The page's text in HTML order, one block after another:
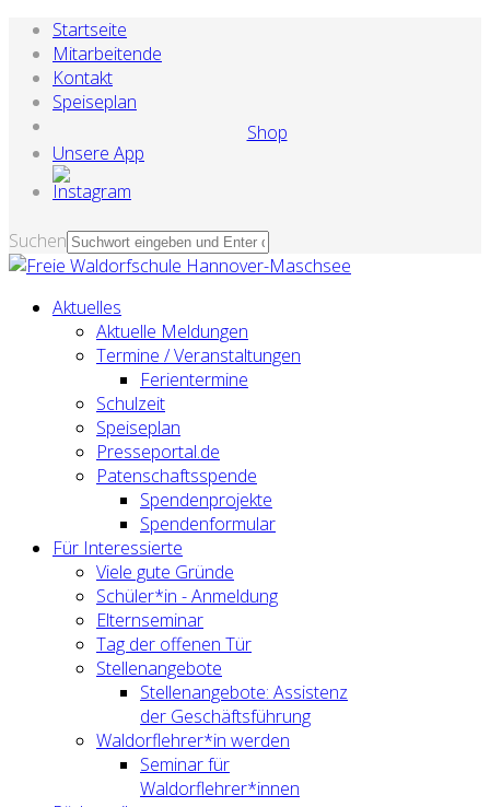
Startseite
Mitarbeitende
Kontakt
Speiseplan
Shop
Unsere App
Suchen
Aktuelles
Aktuelle Meldungen
Termine / Veranstaltungen
Ferientermine
Schulzeit
Speiseplan
Presseportal.de
Patenschaftsspende
Spendenprojekte
Spendenformular
Für Interessierte
Viele gute Gründe
Schüler*in - Anmeldung
Elternseminar
Tag der offenen Tür
Stellenangebote
Stellenangebote: Assistenz
der Geschäftsführung
Waldorflehrer*in werden
Seminar für
Waldorflehrer*innen